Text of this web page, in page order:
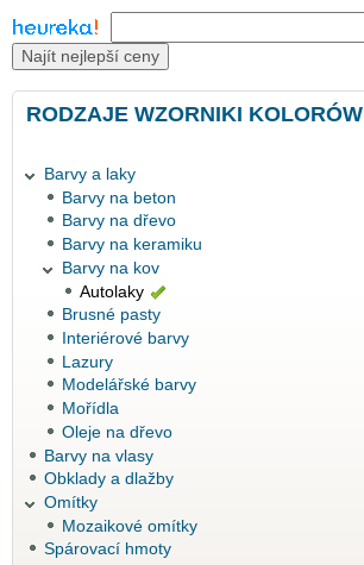
Najít nejlepší ceny
RODZAJE WZORNIKI KOLORÓW
Barvy a laky
Barvy na beton
Barvy na dřevo
Barvy na keramiku
Barvy na kov
Autolaky
Brusné pasty
Interiérové barvy
Lazury
Modelářské barvy
Mořídla
Oleje na dřevo
Barvy na vlasy
Obklady a dlažby
Omítky
Mozaikové omítky
Spárovací hmoty